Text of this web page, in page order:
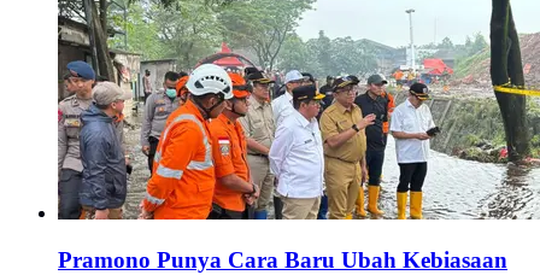
Pramono Punya Cara Baru Ubah Kebiasaan